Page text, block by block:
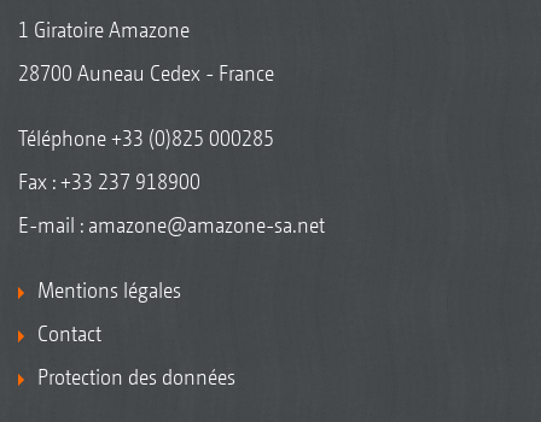
1 Giratoire Amazone
28700 Auneau Cedex - France
Téléphone+33 (0)825 000285
Fax : +33 237 918900
E-mail : amazone@amazone-sa.net
Mentions légales
Contact
Protection des données